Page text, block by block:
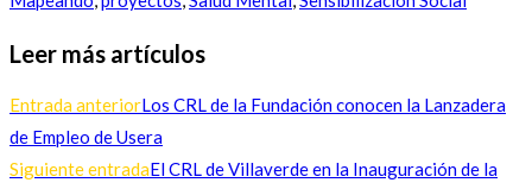
Leer más artículos
Entrada anteriorLos CRL de la Fundación conocen la Lanzadera
de Empleo de Usera
Siguiente entradaEl CRL de Villaverde en la Inauguración de la